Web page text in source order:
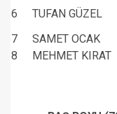
6
TUFAN GÜZEL
7
SAMET OCAK
8
MEHMET KIRAT